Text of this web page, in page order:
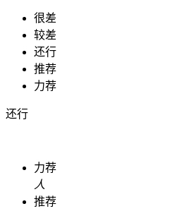
很差
较差
还行
推荐
力荐
还行
力荐
人
推荐